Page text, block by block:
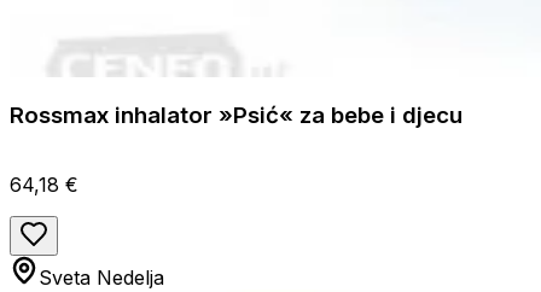
Rossmax inhalator »Psić« za bebe i djecu
64,18 €
Sveta Nedelja